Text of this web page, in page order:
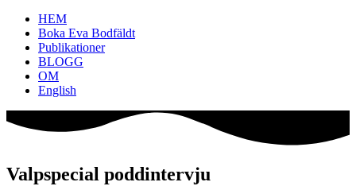
HEM
Boka Eva Bodfäldt
Publikationer
BLOGG
OM
English
Valpspecial poddintervju